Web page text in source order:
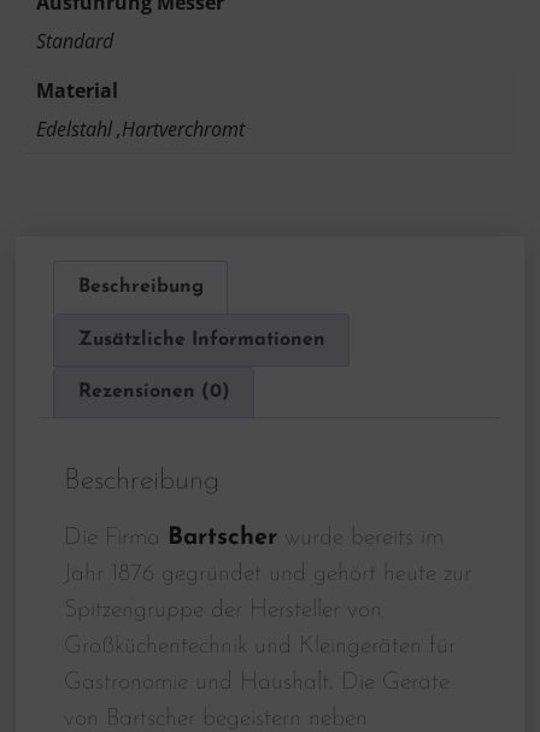
Standard
Material
Edelstahl ,Hartverchromt
Beschreibung
Zusätzliche Informationen
Rezensionen (0)
Beschreibung
Die Firma Bartscher wurde bereits im
Jahr 1876 gegründet und gehört heute zur
Spitzengruppe der Hersteller von
Großküchentechnik und Kleingeräten für
Gastronomie und Haushalt. Die Geräte
von Bartscher begeistern neben